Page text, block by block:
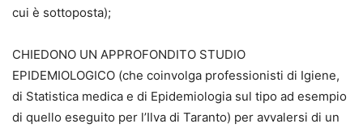
cui è sottoposta);
CHIEDONO UN APPROFONDITO STUDIO
EPIDEMIOLOGICO (che coinvolga professionisti di Igiene,
di Statistica medica e di Epidemiologia sul tipo ad esempio
di quello eseguito per l’Ilva di Taranto) per avvalersi di un